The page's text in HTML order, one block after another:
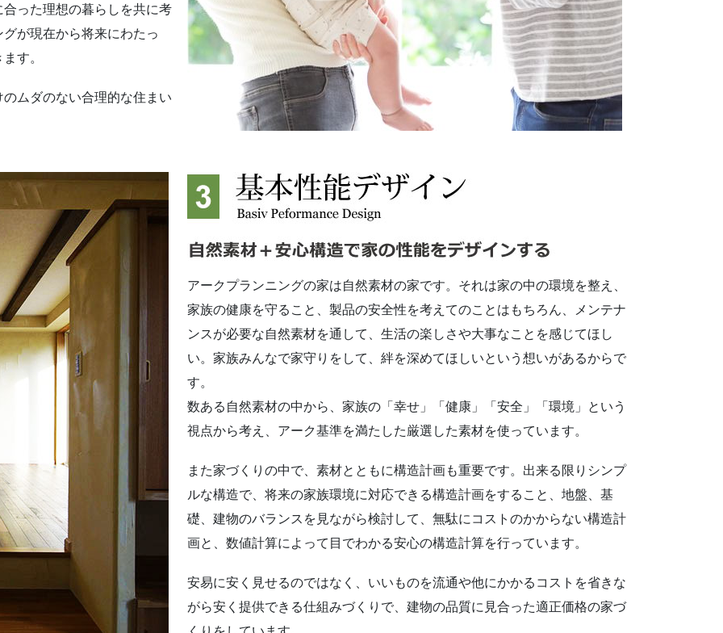
った理想の暮らしを共に考
が現在から将来にわたっ
す。
ムダのない合理的な住まい
アークプランニングの家は自然素材の家です。それは家の中の環境を整え、
家族の健康を守ること、製品の安全性を考えてのことはもちろん、メンテナ
ンスが必要な自然素材を通して、生活の楽しさや大事なことを感じてほし
い。家族みんなで家守りをして、絆を深めてほしいという想いがあるからで
す。
数ある自然素材の中から、家族の「幸せ」「健康」「安全」「環境」という
視点から考え、アーク基準を満たした厳選した素材を使っています。
また家づくりの中で、素材とともに構造計画も重要です。出来る限りシンプ
ルな構造で、将来の家族環境に対応できる構造計画をすること、地盤、基
礎、建物のバランスを見ながら検討して、無駄にコストのかからない構造計
画と、数値計算によって目でわかる安心の構造計算を行っています。
安易に安く見せるのではなく、いいものを流通や他にかかるコストを省きな
がら安く提供できる仕組みづくりで、建物の品質に見合った適正価格の家づ